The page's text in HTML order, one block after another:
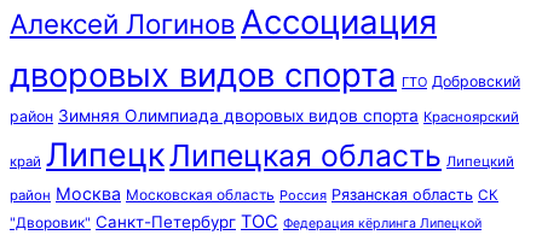
Алексей ЛогиновАссоциация
дворовых видов спорта ГТО Добровский
район Зимняя Олимпиада дворовых видов спорта Красноярский
край ЛипецкЛипецкая область Липецкий
район Москва Московская область Россия Рязанская область СК
"Дворовик" Санкт-Петербург ТОС Федерация кёрлинга Липецкой